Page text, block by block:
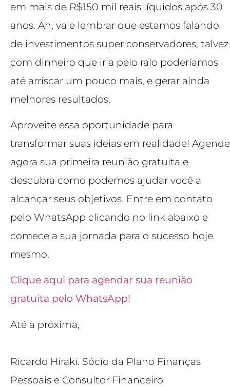
em mais de R$150 mil reais líquidos após 30
anos. Ah, vale lembrar que estamos falando
de investimentos super conservadores, talvez
com dinheiro que iria pelo ralo poderíamos
até arriscar um pouco mais, e gerar ainda
melhores resultados.
Aproveite essa oportunidade para
transformar suas ideias em realidade! Agende
agora sua primeira reunião gratuita e
descubra como podemos ajudar você a
alcançar seus objetivos. Entre em contato
pelo WhatsApp clicando no link abaixo e
comece a sua jornada para o sucesso hoje
mesmo.
Clique aqui para agendar sua reunião
gratuita pelo WhatsApp!
Até a próxima,
Ricardo Hiraki. Sócio da Plano Finanças
Pessoais e Consultor Financeiro